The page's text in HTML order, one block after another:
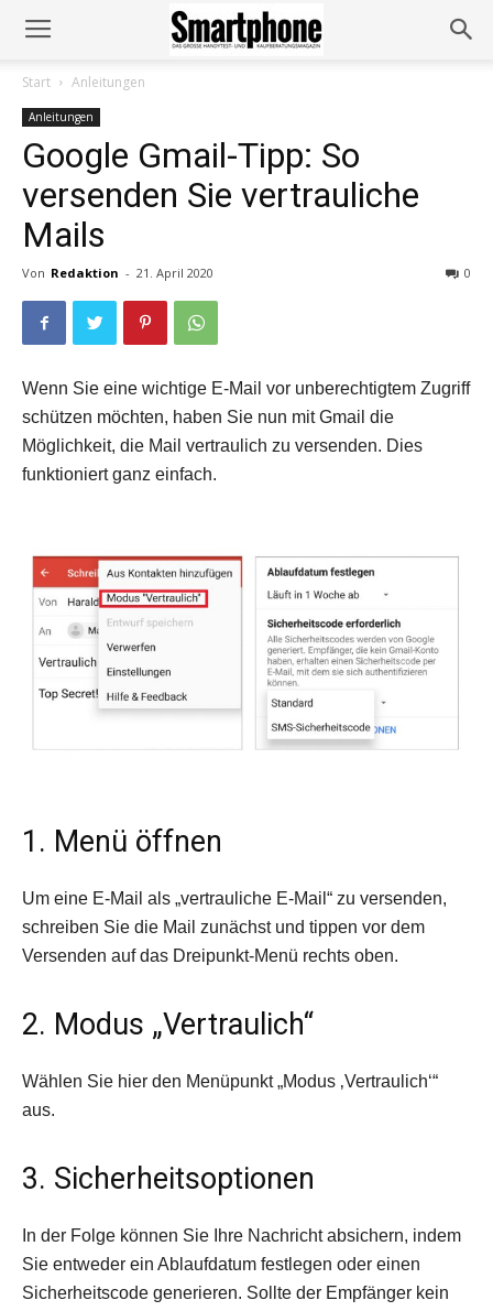
Start Anleitungen
Anleitungen
Google Gmail-Tipp: So
versenden Sie vertrauliche
Mails
Von Redaktion - 21. April 2020 0
Wenn Sie eine wichtige E-Mail vor unberechtigtem Zugriff
schützen möchten, haben Sie nun mit Gmail die
Möglichkeit, die Mail vertraulich zu versenden. Dies
funktioniert ganz einfach.
1. Menü öffnen
Um eine E-Mail als „vertrauliche E-Mail“ zu versenden,
schreiben Sie die Mail zunächst und tippen vor dem
Versenden auf das Dreipunkt-Menü rechts oben.
2. Modus „Vertraulich“
Wählen Sie hier den Menüpunkt „Modus ‚Vertraulich‘“
aus.
3. Sicherheitsoptionen
In der Folge können Sie Ihre Nachricht absichern, indem
Sie entweder ein Ablaufdatum festlegen oder einen
Sicherheitscode generieren. Sollte der Empfänger kein